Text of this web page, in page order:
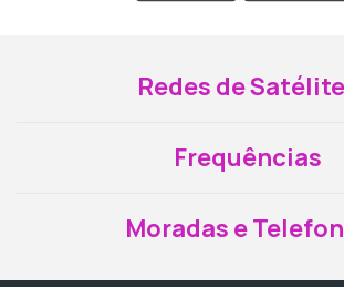
Redes de
Frequências
Moradas e